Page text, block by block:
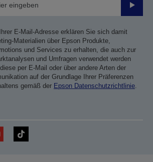
E-Mail-Adresse erklären Sie sich damit
Materialien über Epson Produkte,
und Services zu erhalten, die auch zur
und Umfragen verwendet werden
per E-Mail oder über andere Arten der
auf der Grundlage Ihrer Präferenzen
gemäß der Epson Datenschutzrichtlinie.